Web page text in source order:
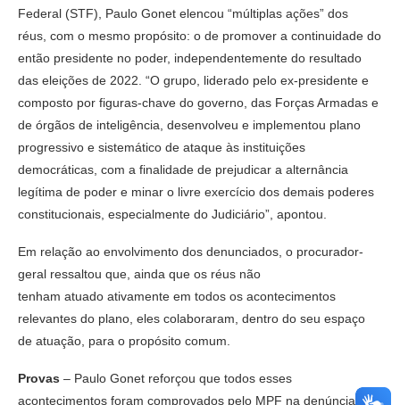
Federal (STF), Paulo Gonet elencou “múltiplas ações” dos
réus, com o mesmo propósito: o de promover a continuidade do
então presidente no poder, independentemente do resultado
das eleições de 2022. “O grupo, liderado pelo ex-presidente e
composto por figuras-chave do governo, das Forças Armadas e
de órgãos de inteligência, desenvolveu e implementou plano
progressivo e sistemático de ataque às instituições
democráticas, com a finalidade de prejudicar a alternância
legítima de poder e minar o livre exercício dos demais poderes
constitucionais, especialmente do Judiciário”, apontou.
Em relação ao envolvimento dos denunciados, o procurador-
geral ressaltou que, ainda que os réus não
tenham atuado ativamente em todos os acontecimentos
relevantes do plano, eles colaboraram, dentro do seu espaço
de atuação, para o propósito comum.
Provas – Paulo Gonet reforçou que todos esses
acontecimentos foram comprovados pelo MPF na denúncia, a